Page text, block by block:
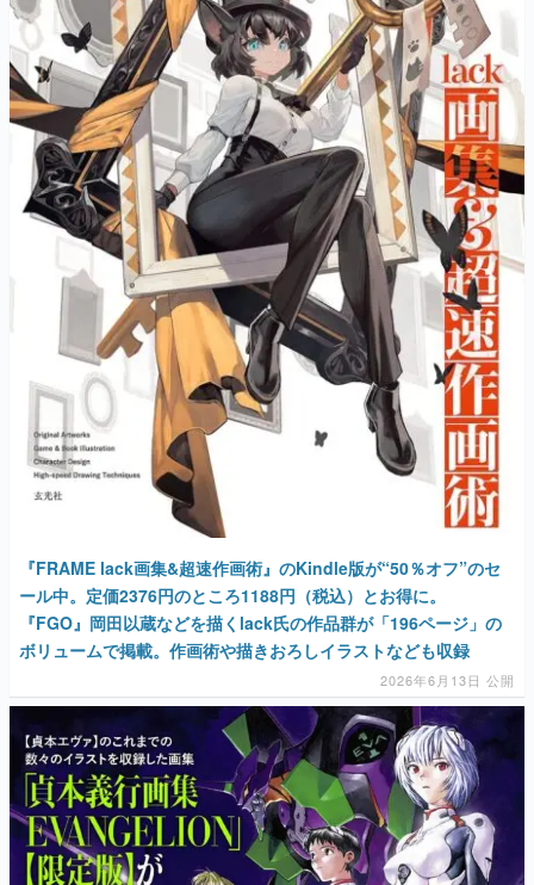
電ファミニコゲーマーとは？
運営：株式会社マレ
『FRAME lack画集&超速作画術』のKindle版が“50％オフ”のセ
ール中。定価2376円のところ1188円（税込）とお得に。
『FGO』岡田以蔵などを描くlack氏の作品群が「196ページ」の
ボリュームで掲載。作画術や描きおろしイラストなども収録
2026年6月13日 公開